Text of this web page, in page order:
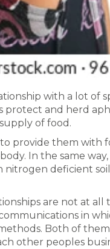
with a lot of
protect and herd
of food.
provide them with
In the same
nitrogen deficient
are not at all
in
Both of
other peoples